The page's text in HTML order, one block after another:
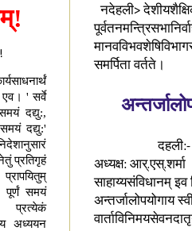
नदेहली>
समर्पिता वर्तते।
दहली:- राष्ट्रे
अध्यक्ष: आर्.एस्.शर्मा
साहाय्यसंविधानम्
अन्तर्जालोपयोगाय
एव। ' सर्वे
दद्यु:,
दद्यु:'
प्रतिगृहं
पूर्णं समयं
अध्ययन